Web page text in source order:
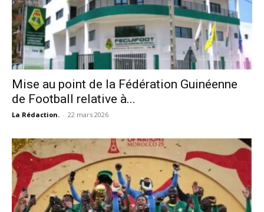
Mise au point de la Fédération Guinéenne
de Football relative à...
La Rédaction. - 22 mars 2026